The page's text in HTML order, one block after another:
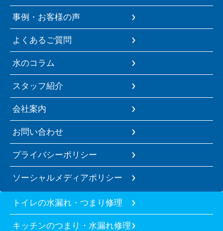
事例・お客様の声
よくあるご質問
水のコラム
スタッフ紹介
会社案内
お問い合わせ
プライバシーポリシー
ソーシャルメディアポリシー
トイレの水漏れ・つまり修理
キッチンのつまり・水漏れ修理